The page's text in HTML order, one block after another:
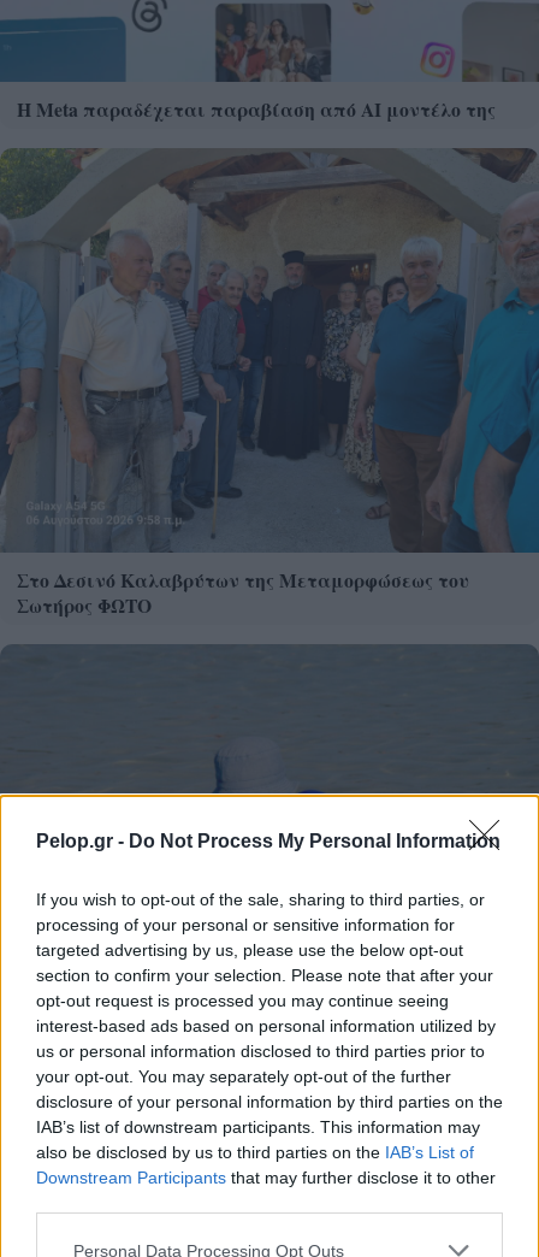
Pelop.gr - Do Not Process My Personal Information
If you wish to opt-out of the sale, sharing to third parties, or
processing of your personal or sensitive information for
targeted advertising by us, please use the below opt-out
section to confirm your selection. Please note that after your
opt-out request is processed you may continue seeing
interest-based ads based on personal information utilized by
us or personal information disclosed to third parties prior to
your opt-out. You may separately opt-out of the further
disclosure of your personal information by third parties on the
IAB’s list of downstream participants. This information may
also be disclosed by us to third parties on the IAB’s List of
Downstream Participants that may further disclose it to other
Please note that this website/app uses one or more Google
Personal Data Processing Opt Outs
Η Meta παραδέχεται παραβίαση από AI μοντέλο της
Στο Δεσινό Καλαβρύτων της Μεταμορφώσεως του
Σωτήρος ΦΩΤΟ
Τουρισμός για Ολους 2026: Τα SOS για να κερδίσετε το
voucher διακοπών